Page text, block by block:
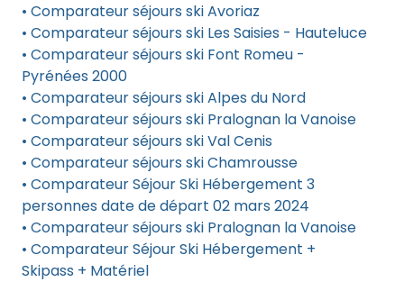
• Comparateur séjours ski Avoriaz
• Comparateur séjours ski Les Saisies - Hauteluce
• Comparateur séjours ski Font Romeu -
Pyrénées 2000
• Comparateur séjours ski Alpes du Nord
• Comparateur séjours ski Pralognan la Vanoise
• Comparateur séjours ski Val Cenis
• Comparateur séjours ski Chamrousse
• Comparateur Séjour Ski Hébergement 3
personnes date de départ 02 mars 2024
• Comparateur séjours ski Pralognan la Vanoise
• Comparateur Séjour Ski Hébergement +
Skipass + Matériel